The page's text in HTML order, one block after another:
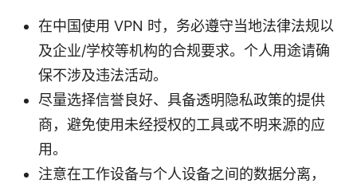
在中国使用 VPN 时，务必遵守当地法律法规以
及企业/学校等机构的合规要求。个人用途请确
保不涉及违法活动。
尽量选择信誉良好、具备透明隐私政策的提供
商，避免使用未经授权的工具或不明来源的应
用。
注意在工作设备与个人设备之间的数据分离，